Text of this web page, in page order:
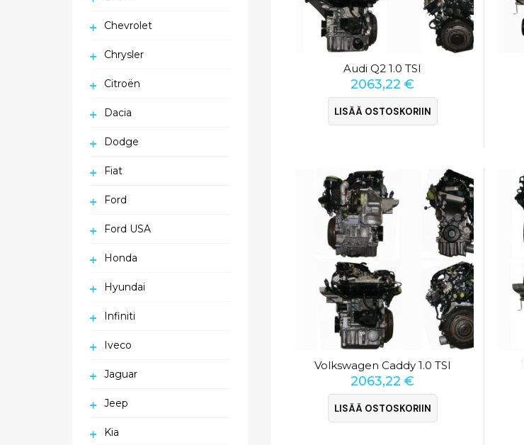
Audi Q2 1.0 TSI
2063,22€
LISÄÄ OSTOSKORIIN
Volkswagen Caddy 1.0 TSI
2063,22€
LISÄÄ OSTOSKORIIN
Chevrolet
Chrysler
Citroën
Dacia
Dodge
Fiat
Ford
Ford USA
Honda
Hyundai
Infiniti
Iveco
Jaguar
Jeep
Kia